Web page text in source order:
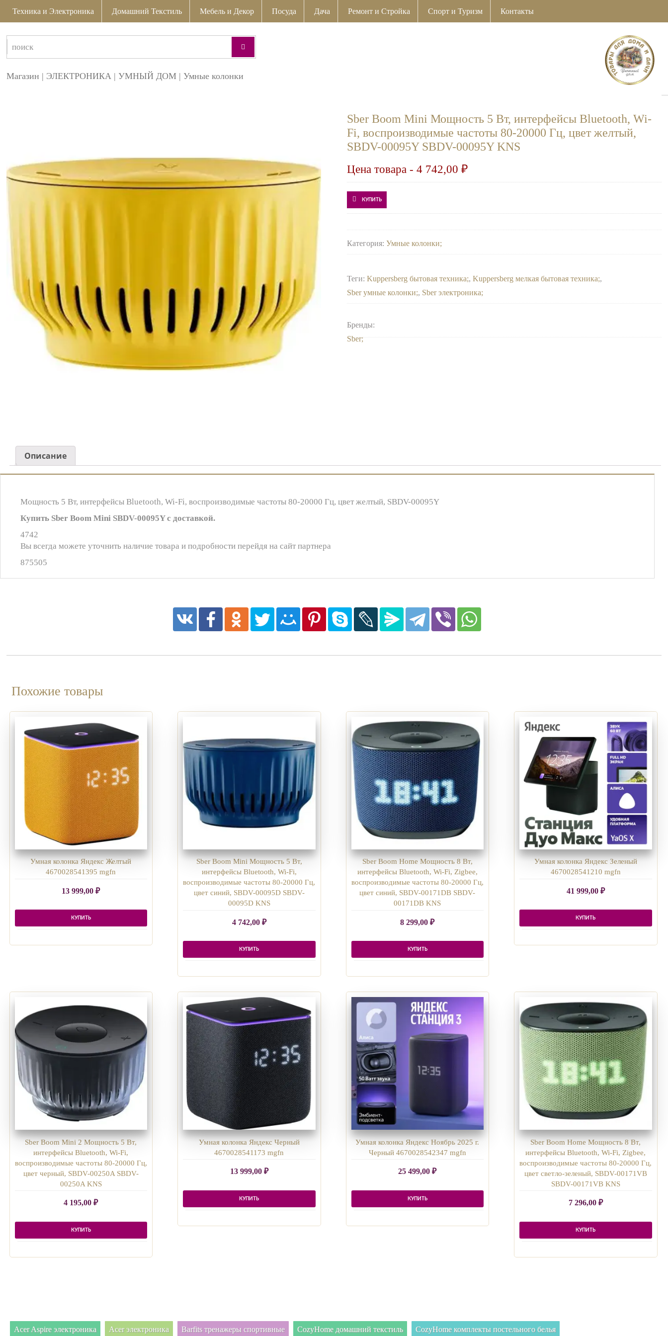
Техника и Электроника Домашний Текстиль Мебель и Декор Посуда Дача Ремонт и Стройка Спорт и Туризм Контакты
Магазин | ЭЛЕКТРОНИКА |УМНЫЙ ДОМ |Умные колонки
Sber Boom Mini Мощность 5 Вт, интерфейсы Bluetooth, Wi-
Fi, воспроизводимые частоты 80-20000 Гц, цвет желтый,
SBDV-00095Y SBDV-00095Y KNS
Цена товара -4 742,00₽
КУПИТЬ
Категория:Умные колонки
Теги:Kuppersberg бытовая техника ,Kuppersberg мелкая бытовая техника ,
Sber умные колонки , Sber электроника
Бренды:
Sber
Описание
Мощность 5 Вт, интерфейсы Bluetooth, Wi-Fi, воспроизводимые частоты 80-20000 Гц, цвет желтый, SBDV-00095Y
Купить Sber Boom Mini SBDV-00095Y с доставкой.
4742
Вы всегда можете уточнить наличие товара и подробности перейдя на сайт партнера
875505
Похожие товары
Умная колонка Яндекс Желтый
4670028541395 mgfn
13 999,00₽
КУПИТЬ
Sber Boom Mini Мощность 5 Вт,
интерфейсы Bluetooth, Wi-Fi,
воспроизводимые частоты 80-20000 Гц,
цвет синий, SBDV-00095D SBDV-
00095D KNS
4 742,00 ₽
КУПИТЬ
Sber Boom Home Мощность 8 Вт,
интерфейсы Bluetooth, Wi-Fi, Zigbee,
воспроизводимые частоты 80-20000 Гц,
цвет синий, SBDV-00171DB SBDV-
00171DB KNS
8 299,00₽
КУПИТЬ
Умная колонка Яндекс Зеленый
4670028541210 mgfn
41 999,00 ₽
КУПИТЬ
Sber Boom Mini 2 Мощность 5 Вт,
интерфейсы Bluetooth, Wi-Fi,
воспроизводимые частоты 80-20000 Гц,
цвет черный, SBDV-00250A SBDV-
00250A KNS
4 195,00₽
КУПИТЬ
Умная колонка Яндекс Черный
4670028541173 mgfn
13 999,00 ₽
КУПИТЬ
Умная колонка Яндекс Ноябрь 2025 г.
Черный 4670028542347 mgfn
25 499,00₽
КУПИТЬ
Sber Boom Home Мощность 8 Вт,
интерфейсы Bluetooth, Wi-Fi, Zigbee,
воспроизводимые частоты 80-20000 Гц,
цвет светло-зеленый, SBDV-00171VB
SBDV-00171VB KNS
7 296,00 ₽
КУПИТЬ
Acer Aspire электроника Acer электроника Barfits тренажеры спортивные CozyHome домашний текстиль CozyHome комплекты постельного белья